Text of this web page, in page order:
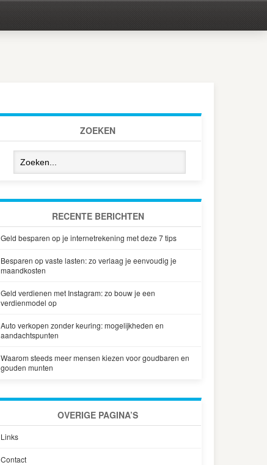
ZOEKEN
RECENTE BERICHTEN
Geld besparen op je internetrekening met deze 7 tips
Besparen op vaste lasten: zo verlaag je eenvoudig je
maandkosten
Geld verdienen met Instagram: zo bouw je een
verdienmodel op
Auto verkopen zonder keuring: mogelijkheden en
aandachtspunten
Waarom steeds meer mensen kiezen voor goudbaren en
gouden munten
OVERIGE PAGINA’S
Links
Contact